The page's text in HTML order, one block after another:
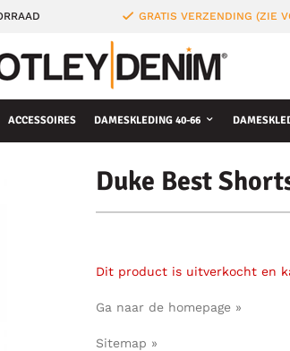
GRATIS VERZENDING (ZIE
ACCESSOIRES DAMESKLEDING 40-66
Duke Best
Dit product is uitverkocht en
Ga naar de homepage »
Sitemap »